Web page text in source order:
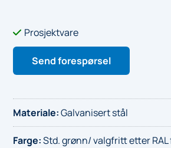
 Prosjektvare
Send forespørsel
Materiale:Galvanisert stål
Farge:Std. grønn/ valgfritt etter RAL